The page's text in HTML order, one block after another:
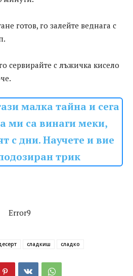
готов, го залейте веднага с
сервирайте с лъжичка кисело
малка тайна и сега
ми са винаги меки,
с дни. Научете и вие
трик
Error9
сладкиш сладко